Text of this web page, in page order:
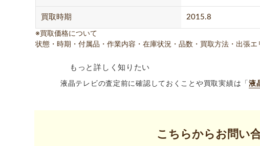
買取時期 2015.8
※買取価格について
状態・時期・付属品・作業内容・在庫状況・品数・買取方法・出張エ
もっと詳しく知りたい
液晶テレビの査定前に確認しておくことや買取実績は「 液
こちらからお問い